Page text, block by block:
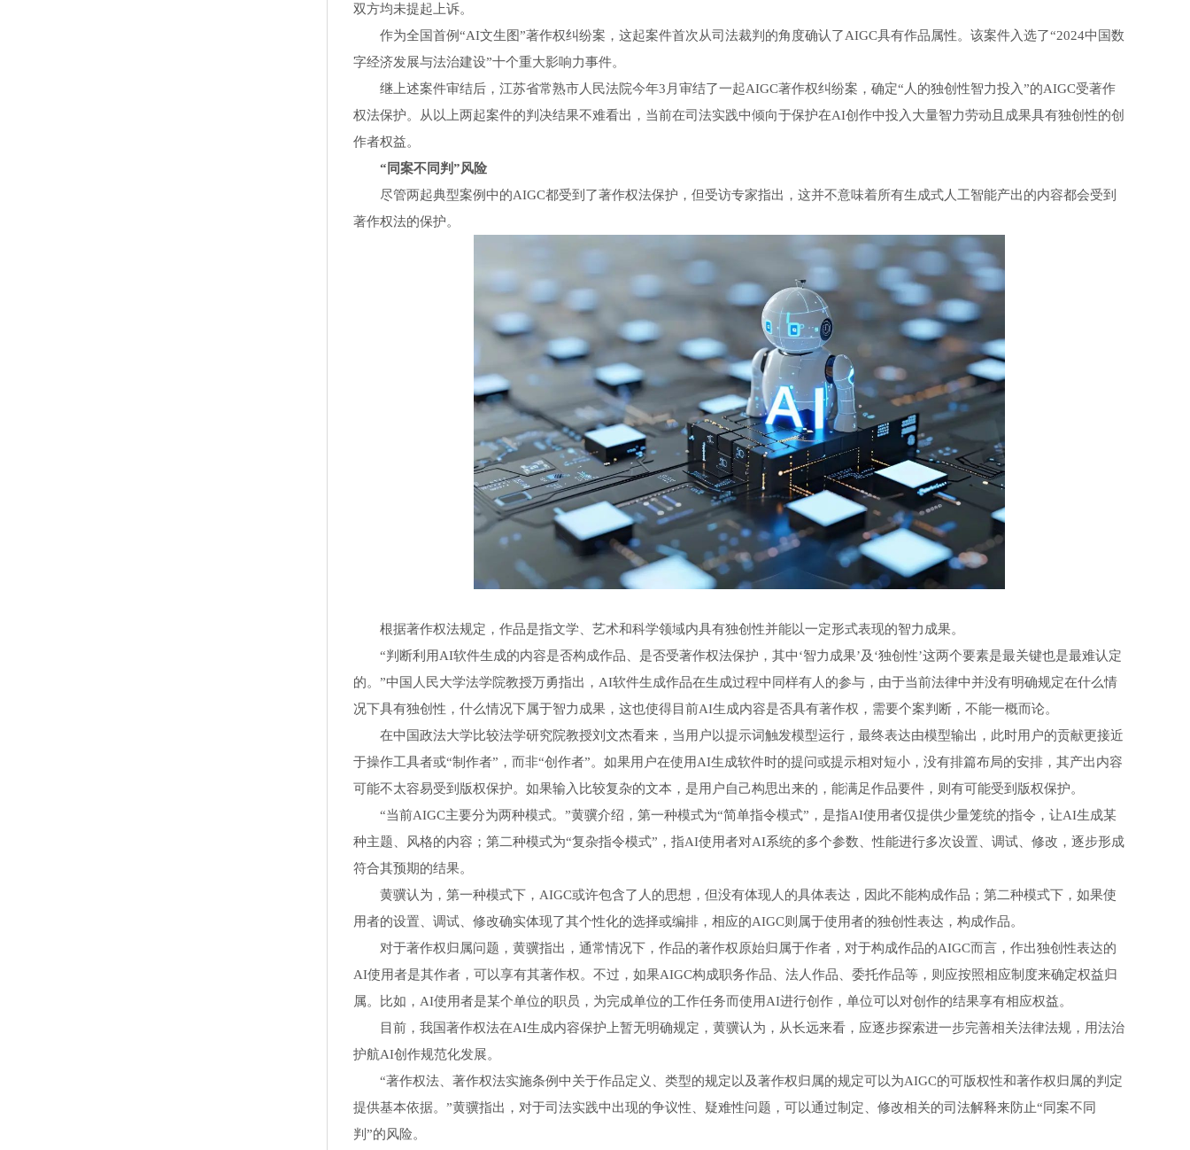
双方均未提起上诉。
作为全国首例“AI文生图”著作权纠纷案，这起案件首次从司法裁判的角度确认了AIGC具有作品属性。该案件入选了“2024中国数
字经济发展与法治建设”十个重大影响力事件。
继上述案件审结后，江苏省常熟市人民法院今年3月审结了一起AIGC著作权纠纷案，确定“人的独创性智力投入”的AIGC受著作
权法保护。从以上两起案件的判决结果不难看出，当前在司法实践中倾向于保护在AI创作中投入大量智力劳动且成果具有独创性的创
作者权益。
“同案不同判”风险
尽管两起典型案例中的AIGC都受到了著作权法保护，但受访专家指出，这并不意味着所有生成式人工智能产出的内容都会受到
著作权法的保护。
根据著作权法规定，作品是指文学、艺术和科学领域内具有独创性并能以一定形式表现的智力成果。
“判断利用AI软件生成的内容是否构成作品、是否受著作权法保护，其中‘智力成果’及‘独创性’这两个要素是最关键也是最难认定
的。”中国人民大学法学院教授万勇指出，AI软件生成作品在生成过程中同样有人的参与，由于当前法律中并没有明确规定在什么情
况下具有独创性，什么情况下属于智力成果，这也使得目前AI生成内容是否具有著作权，需要个案判断，不能一概而论。
在中国政法大学比较法学研究院教授刘文杰看来，当用户以提示词触发模型运行，最终表达由模型输出，此时用户的贡献更接近
于操作工具者或“制作者”，而非“创作者”。如果用户在使用AI生成软件时的提问或提示相对短小，没有排篇布局的安排，其产出内容
可能不太容易受到版权保护。如果输入比较复杂的文本，是用户自己构思出来的，能满足作品要件，则有可能受到版权保护。
“当前AIGC主要分为两种模式。”黄骥介绍，第一种模式为“简单指令模式”，是指AI使用者仅提供少量笼统的指令，让AI生成某
种主题、风格的内容；第二种模式为“复杂指令模式”，指AI使用者对AI系统的多个参数、性能进行多次设置、调试、修改，逐步形成
符合其预期的结果。
黄骥认为，第一种模式下，AIGC或许包含了人的思想，但没有体现人的具体表达，因此不能构成作品；第二种模式下，如果使
用者的设置、调试、修改确实体现了其个性化的选择或编排，相应的AIGC则属于使用者的独创性表达，构成作品。
对于著作权归属问题，黄骥指出，通常情况下，作品的著作权原始归属于作者，对于构成作品的AIGC而言，作出独创性表达的
AI使用者是其作者，可以享有其著作权。不过，如果AIGC构成职务作品、法人作品、委托作品等，则应按照相应制度来确定权益归
属。比如，AI使用者是某个单位的职员，为完成单位的工作任务而使用AI进行创作，单位可以对创作的结果享有相应权益。
目前，我国著作权法在AI生成内容保护上暂无明确规定，黄骥认为，从长远来看，应逐步探索进一步完善相关法律法规，用法治
护航AI创作规范化发展。
“著作权法、著作权法实施条例中关于作品定义、类型的规定以及著作权归属的规定可以为AIGC的可版权性和著作权归属的判定
提供基本依据。”黄骥指出，对于司法实践中出现的争议性、疑难性问题，可以通过制定、修改相关的司法解释来防止“同案不同
判”的风险。